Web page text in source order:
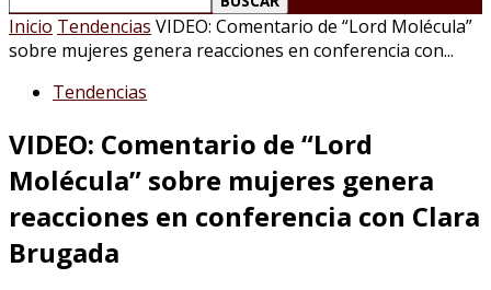
Inicio Tendencias VIDEO: Comentario de “Lord Molécula”
sobre mujeres genera reacciones en conferencia con...
Tendencias
VIDEO: Comentario de “Lord
Molécula” sobre mujeres genera
reacciones en conferencia con Clara
Brugada